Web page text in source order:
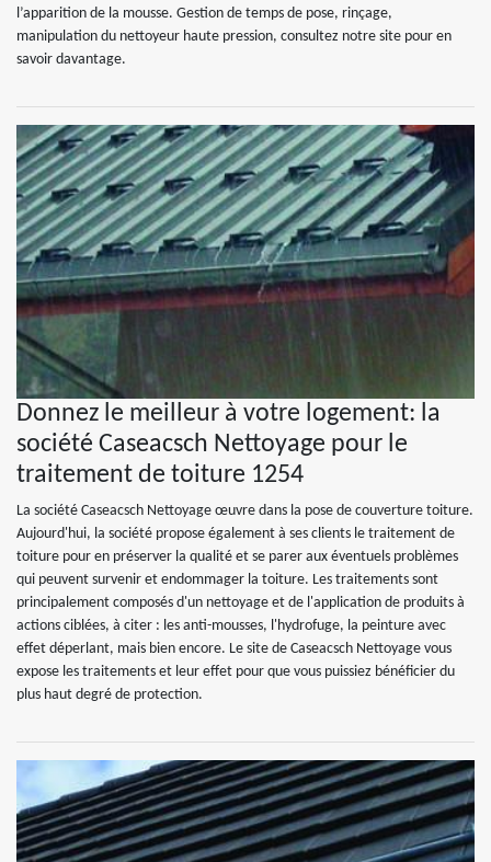
l’apparition de la mousse. Gestion de temps de pose, rinçage,
manipulation du nettoyeur haute pression, consultez notre site pour en
savoir davantage.
Donnez le meilleur à votre logement: la
société Caseacsch Nettoyage pour le
traitement de toiture 1254
La société Caseacsch Nettoyage œuvre dans la pose de couverture toiture.
Aujourd'hui, la société propose également à ses clients le traitement de
toiture pour en préserver la qualité et se parer aux éventuels problèmes
qui peuvent survenir et endommager la toiture. Les traitements sont
principalement composés d'un nettoyage et de l'application de produits à
actions ciblées, à citer : les anti-mousses, l'hydrofuge, la peinture avec
effet déperlant, mais bien encore. Le site de Caseacsch Nettoyage vous
expose les traitements et leur effet pour que vous puissiez bénéficier du
plus haut degré de protection.